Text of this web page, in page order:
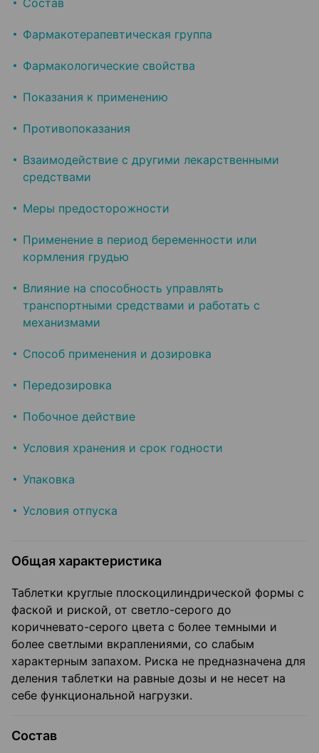
Состав
Фармакотерапевтическая группа
Фармакологические свойства
Показания к применению
Противопоказания
Взаимодействие с другими лекарственными
средствами
Меры предосторожности
Применение в период беременности или
кормления грудью
Влияние на способность управлять
транспортными средствами и работать с
механизмами
Способ применения и дозировка
Передозировка
Побочное действие
Условия хранения и срок годности
Упаковка
Условия отпуска
Общая характеристика
Таблетки круглые плоскоцилиндрической формы с
фаской и риской, от светло-серого до
коричневато-серого цвета с более темными и
более светлыми вкраплениями, со слабым
характерным запахом. Риска не предназначена для
деления таблетки на равные дозы и не несет на
себе функциональной нагрузки.
Состав